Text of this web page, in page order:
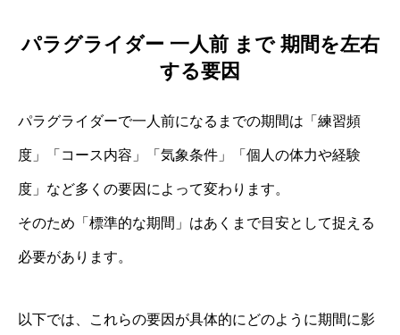
パラグライダー 一人前 まで 期間を左右
する要因
パラグライダーで一人前になるまでの期間は「練習頻
度」「コース内容」「気象条件」「個人の体力や経験
度」など多くの要因によって変わります。
そのため「標準的な期間」はあくまで目安として捉える
必要があります。
以下では、これらの要因が具体的にどのように期間に影